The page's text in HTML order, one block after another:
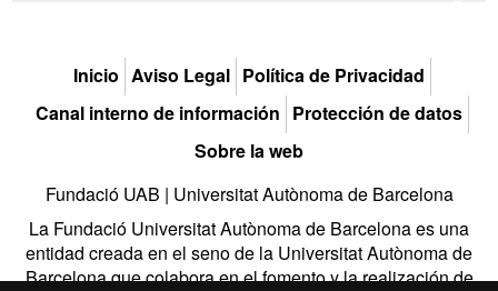
Inicio Aviso Legal Política de Privacidad
Canal interno de información Protección de datos
Sobre la web
Fundació UAB | Universitat Autònoma de Barcelona
La Fundació Universitat Autònoma de Barcelona es una
entidad creada en el seno de la Universitat Autònoma de
Barcelona que colabora en el fomento y la realización de